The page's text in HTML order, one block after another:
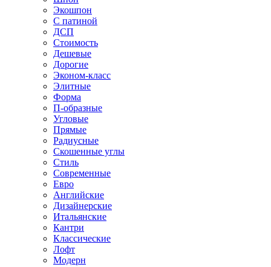
Экошпон
С патиной
ДСП
Стоимость
Дешевые
Дорогие
Эконом-класс
Элитные
Форма
П-образные
Угловые
Прямые
Радиусные
Скошенные углы
Стиль
Современные
Евро
Английские
Дизайнерские
Итальянские
Кантри
Классические
Лофт
Модерн